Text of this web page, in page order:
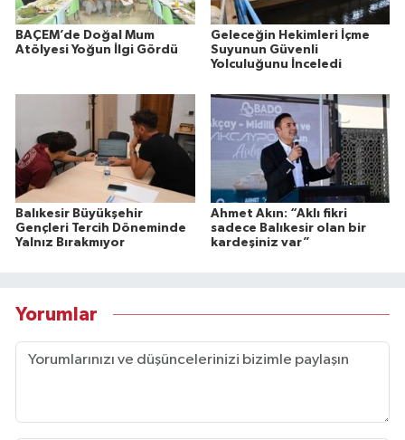
BAÇEM’de Doğal Mum
Atölyesi Yoğun İlgi Gördü
Geleceğin Hekimleri İçme
Suyunun Güvenli
Yolculuğunu İnceledi
Balıkesir Büyükşehir
Gençleri Tercih Döneminde
Yalnız Bırakmıyor
Ahmet Akın: “Aklı fikri
sadece Balıkesir olan bir
kardeşiniz var”
Yorumlar